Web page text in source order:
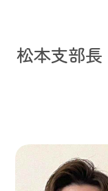
松本支部長